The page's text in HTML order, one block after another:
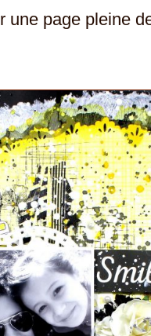
une page pleine